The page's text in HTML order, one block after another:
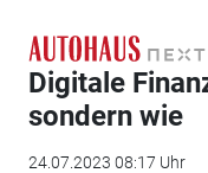
Digitale
sondern wie
24.07.2023 08:17 Uhr